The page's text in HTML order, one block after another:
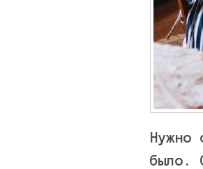
Нужно
было.